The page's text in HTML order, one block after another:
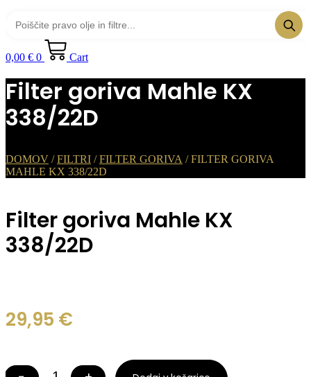
0,00 € 0 Cart
Filter goriva Mahle KX
338/22D
DOMOV /FILTRI /FILTER GORIVA / FILTER GORIVA
MAHLE KX 338/22D
Filter goriva Mahle KX
338/22D
29,95 €